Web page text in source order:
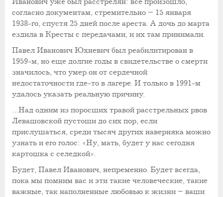
согласно документам, стремительно – 15 января
1938-го, спустя 25 дней после ареста. А дочь до марта
ездила в Кресты с передачами, и их там принимали.
Павел Иванович Юхневич был реабилитирован в
1959-м, но еще долгие годы в свидетельстве о смерти
значилось, что умер он от сердечной
недостаточности где-то в лагере. И только в 1991-м
удалось указать реальную причину.
…Над одним из поросших травой расстрельных рвов
Левашовской пустоши до сих пор, если
прислушаться, среди тысяч других наверняка можно
узнать и его голос: «Ну, мать, будет у нас сегодня
картошка с селедкой».
Будет, Павел Иванович, непременно. Будет всегда,
пока мы помним вас и эти такие человеческие, такие
важные, так наполненные любовью к жизни – ваши